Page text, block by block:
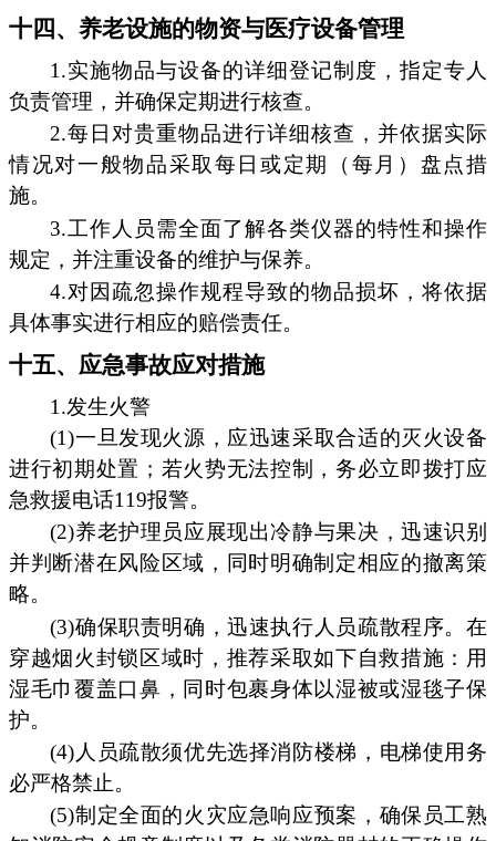
十四、养老设施的物资与医疗设备管理
1.实施物品与设备的详细登记制度，指定专人
负责管理，并确保定期进行核查。
2.每日对贵重物品进行详细核查，并依据实际
情况对一般物品采取每日或定期（每月）盘点措
施。
3.工作人员需全面了解各类仪器的特性和操作
规定，并注重设备的维护与保养。
4.对因疏忽操作规程导致的物品损坏，将依据
具体事实进行相应的赔偿责任。
十五、应急事故应对措施
1.发生火警
(1)一旦发现火源，应迅速采取合适的灭火设备
进行初期处置；若火势无法控制，务必立即拨打应
急救援电话119报警。
(2)养老护理员应展现出冷静与果决，迅速识别
并判断潜在风险区域，同时明确制定相应的撤离策
略。
(3)确保职责明确，迅速执行人员疏散程序。在
穿越烟火封锁区域时，推荐采取如下自救措施：用
湿毛巾覆盖口鼻，同时包裹身体以湿被或湿毯子保
护。
(4)人员疏散须优先选择消防楼梯，电梯使用务
必严格禁止。
(5)制定全面的火灾应急响应预案，确保员工熟